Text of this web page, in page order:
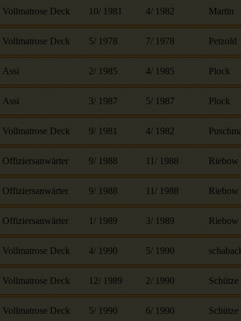
Vollmatrose Deck 10/ 1981 4/ 1982 Martin
Vollmatrose Deck 5/ 1978 7/ 1978 Petzold
Assi 2/ 1985 4/ 1985 Plock
Assi 3/ 1987 5/ 1987 Plock
Vollmatrose Deck 9/ 1981 4/ 1982
Offiziersanwärter 9/ 1988 11 / 1988 Riebow
Offiziersanwärter 9/ 1988 11 / 1988 Riebow
Offiziersanwärter 1/ 1989 3/ 1989 Riebow
Vollmatrose Deck 4/ 1990 5/ 1990
Vollmatrose Deck 12/ 1989 2/ 1990 Schütze
Vollmatrose Deck 5/ 1990 6/ 1990 Schütze